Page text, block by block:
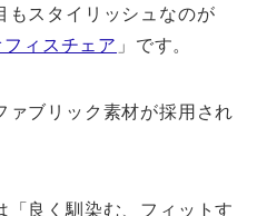
もスタイリッシュなのが
ィスチェア 」です。
ァブリック素材が採用され
「良く馴染む、フィットす